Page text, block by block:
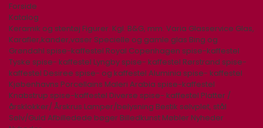
Forside
Katalog
Keramik og stentøj Figurer. Kgl. B&G, mm. Varia Glasservice Glas,
Karafler,kander,vaser Specielle og gamle glas Bing og
Grøndahl spise-kaffestel Royal Copenhagen spise-kaffestel
Tyske spise- kaffestel Lyngby spise- kaffestel Rørstrand spise-
kaffestel Desiree spise- og kaffestel Aluminia spise- kaffestel
Kjøbenhavns Porcellains Maleri Arabia spise-kaffestel
Knabstrup spise-kaffestel Diverse spise- kaffestel Platter /
årsklokker/ Årskrus Lamper/belysning Bestik sølvplet, stål
Sølv/Guld Afbilledede bøger Billedkunst Møbler Nyheder